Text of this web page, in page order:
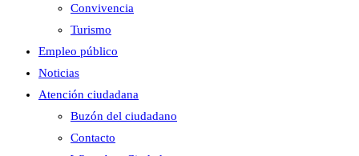
Convivencia
Turismo
Empleo público
Noticias
Atención ciudadana
Buzón del ciudadano
Contacto